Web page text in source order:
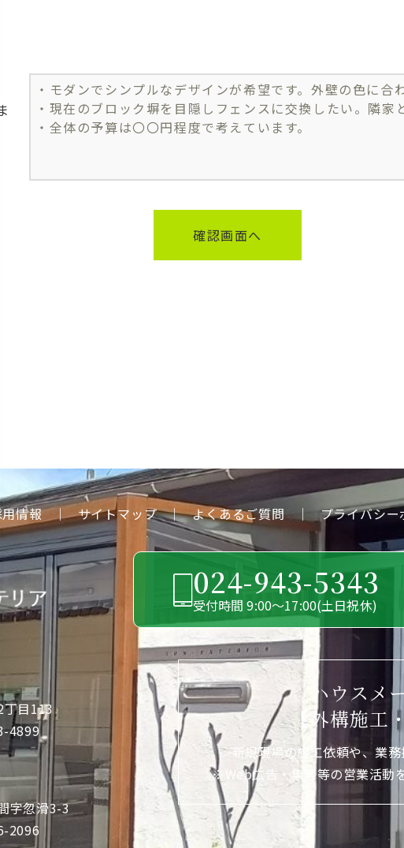
用情報 ｜ サイトマップ ｜ よくあるご質問 ｜ プライバシー
024-943-5343
受付時間 9:00〜17:00(土日祝休)
目113
4899
字忽滑3-3
2096
ハウスメ
【外構施工
新規現場の施工依頼や、業
※Web広告・集客等の営業活動